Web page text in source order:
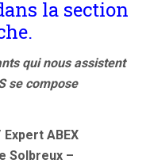
la section
qui nous assistent
se compose
Expert ABEX
Solbreux –